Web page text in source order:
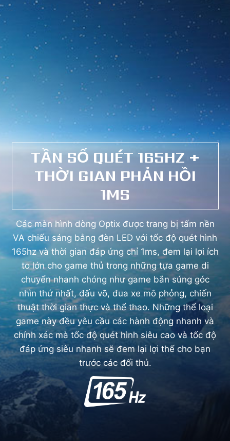
TẦN SỐ QUÉT 165HZ +
THỜI GIAN PHẢN HỒI
1MS
Các màn hình dòng Optix được trang bị tấm nền
VA chiếu sáng bằng đèn LED với tốc độ quét hình
165hz và thời gian đáp ứng chỉ 1ms, đem lại lợi ích
to lớn cho game thủ trong những tựa game di
chuyển nhanh chóng như game bắn súng góc
nhìn thứ nhất, đấu võ, đua xe mô phỏng, chiến
thuật thời gian thực và thể thao. Những thể loại
game này đều yêu cầu các hành động nhanh và
chính xác mà tốc độ quét hình siêu cao và tốc độ
đáp ứng siêu nhanh sẽ đem lại lợi thế cho bạn
trước các đối thủ.